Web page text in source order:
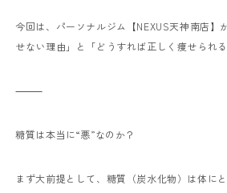
今回は、パーソナルジム【NEXUS天神南店】
せない理由」と「どうすれば正しく痩せられ
⸻
糖質は本当に“悪”なのか？
まず大前提として、糖質（炭水化物）は体に